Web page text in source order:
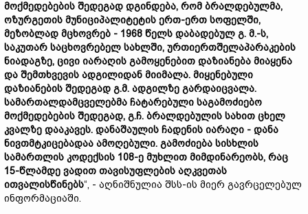
მოქმედებების შედეგად დგინდება, რომ ბრალდებულმა,
ოზურგეთის მუნიციპალიტეტის ერთ-ერთ სოფელში,
მეზობლად მცხოვრებ - 1968 წელს დაბადებულ გ. მ.-ს,
საკუთარ საცხოვრებელ სახლში, ურთიერთშელაპარაკების
ნიადაგზე, ცივი იარაღის გამოყენებით დაზიანება მიაყენა
და შემთხვევის ადგილიდან მიიმალა. მიყენებული
დაზიანების შედეგად გ.მ. ადგილზე გარდაიცვალა.
სამართალდამცველებმა ჩატარებული საგამოძიებო
მოქმედებების შედეგად, გ.ჩ. ბრალდებულის სახით ცხელ
კვალზე დააკავეს. დანაშაულის ჩადენის იარაღი - დანა
ნივთმტკიცებადაა ამოღებული. გამოძიება სისხლის
სამართლის კოდექსის 108-ე მუხლით მიმდინარეობს, რაც
15-წლამდე ვადით თავისუფლების აღკვეთას
ითვალისწინებს“, - აღნიშნულია შსს-ის მიერ გავრცელებულ
ინფორმაციაში.